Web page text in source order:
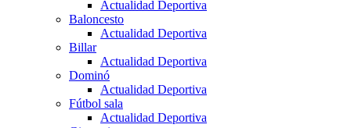
Actualidad Deportiva
Baloncesto
Actualidad Deportiva
Billar
Actualidad Deportiva
Dominó
Actualidad Deportiva
Fútbol sala
Actualidad Deportiva